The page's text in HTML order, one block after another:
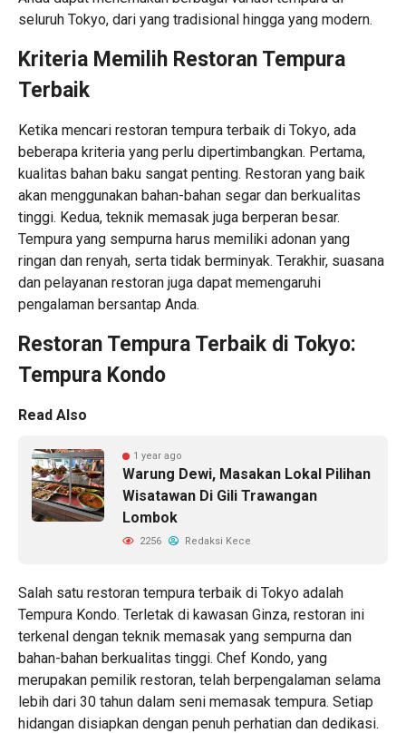
seluruh Tokyo, dari yang tradisional hingga yang modern.
Kriteria Memilih Restoran Tempura
Terbaik
Ketika mencari restoran tempura terbaik di Tokyo, ada
beberapa kriteria yang perlu dipertimbangkan. Pertama,
kualitas bahan baku sangat penting. Restoran yang baik
akan menggunakan bahan-bahan segar dan berkualitas
tinggi. Kedua, teknik memasak juga berperan besar.
Tempura yang sempurna harus memiliki adonan yang
ringan dan renyah, serta tidak berminyak. Terakhir, suasana
dan pelayanan restoran juga dapat memengaruhi
pengalaman bersantap Anda.
Restoran Tempura Terbaik di Tokyo:
Tempura Kondo
Read Also
1 year ago
Warung Dewi, Masakan Lokal Pilihan
Wisatawan Di Gili Trawangan
Lombok
2256 Redaksi Kece
Salah satu restoran tempura terbaik di Tokyo adalah
Tempura Kondo. Terletak di kawasan Ginza, restoran ini
terkenal dengan teknik memasak yang sempurna dan
bahan-bahan berkualitas tinggi. Chef Kondo, yang
merupakan pemilik restoran, telah berpengalaman selama
lebih dari 30 tahun dalam seni memasak tempura. Setiap
hidangan disiapkan dengan penuh perhatian dan dedikasi.